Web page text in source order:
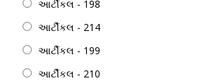
આર્ટીકલ - 198
આર્ટીકલ - 214
આર્ટીકલ - 199
આર્ટીકલ - 210